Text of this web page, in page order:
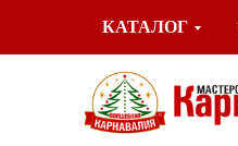
КАТАЛОГ